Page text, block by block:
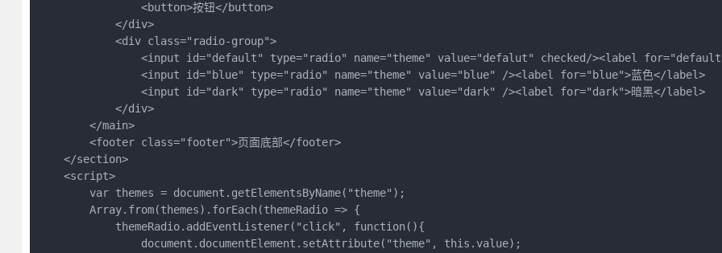
                <button>按钮</button>
            </div>
            <div class="radio-group">
<input id="default" type="radio" name="theme" value="defalut" checked/><label
                <input id="blue" type="radio" name="theme" value="blue" /><label for="blue">蓝色</label>
                <input id="dark" type="radio" name="theme" value="dark" /><label for="dark">暗黑</label>
            </div>
        </main>
        <footer class="footer">页面底部</footer>
    </section>
    <script>
        var themes = document.getElementsByName("theme");
        Array.from(themes).forEach(themeRadio => {
            themeRadio.addEventListener("click", function(){
                document.documentElement.setAttribute("theme", this.value);